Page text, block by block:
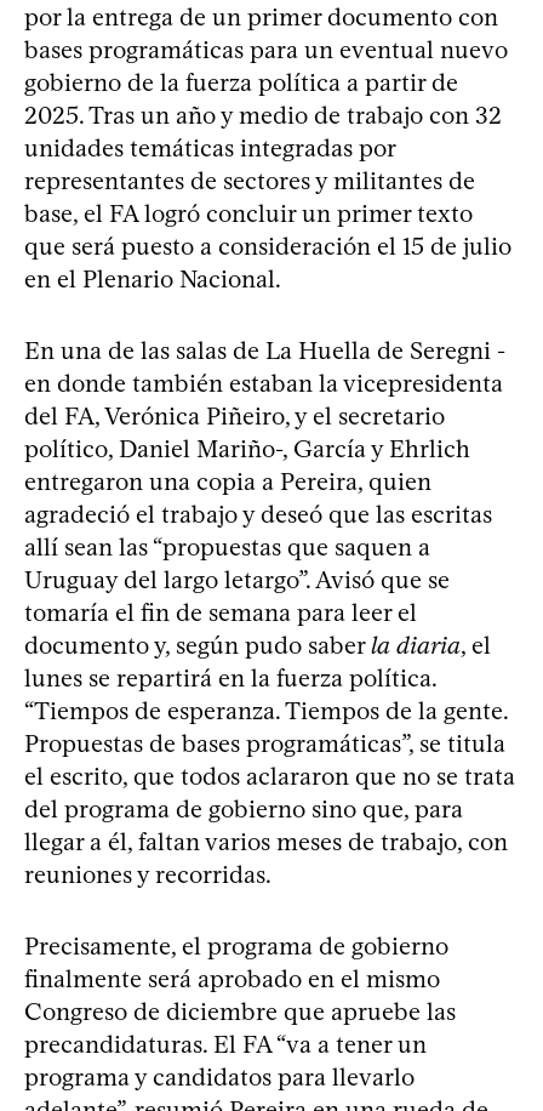
por la entrega de un primer documento con
bases programáticas para un eventual nuevo
gobierno de la fuerza política a partir de
2025. Tras un año y medio de trabajo con 32
unidades temáticas integradas por
representantes de sectores y militantes de
base, el FA logró concluir un primer texto
que será puesto a consideración el 15 de julio
en el Plenario Nacional.
En una de las salas de La Huella de Seregni -
en donde también estaban la vicepresidenta
del FA, Verónica Piñeiro, y el secretario
político, Daniel Mariño-, García y Ehrlich
entregaron una copia a Pereira, quien
agradeció el trabajo y deseó que las escritas
allí sean las “propuestas que saquen a
Uruguay del largo letargo”. Avisó que se
tomaría el fin de semana para leer el
documento y, según pudo saberla diaria, el
lunes se repartirá en la fuerza política.
“Tiempos de esperanza. Tiempos de la gente.
Propuestas de bases programáticas”, se titula
el escrito, que todos aclararon que no se trata
del programa de gobierno sino que, para
llegar a él, faltan varios meses de trabajo, con
reuniones y recorridas.
Precisamente, el programa de gobierno
finalmente será aprobado en el mismo
Congreso de diciembre que apruebe las
precandidaturas. El FA “va a tener un
programa y candidatos para llevarlo